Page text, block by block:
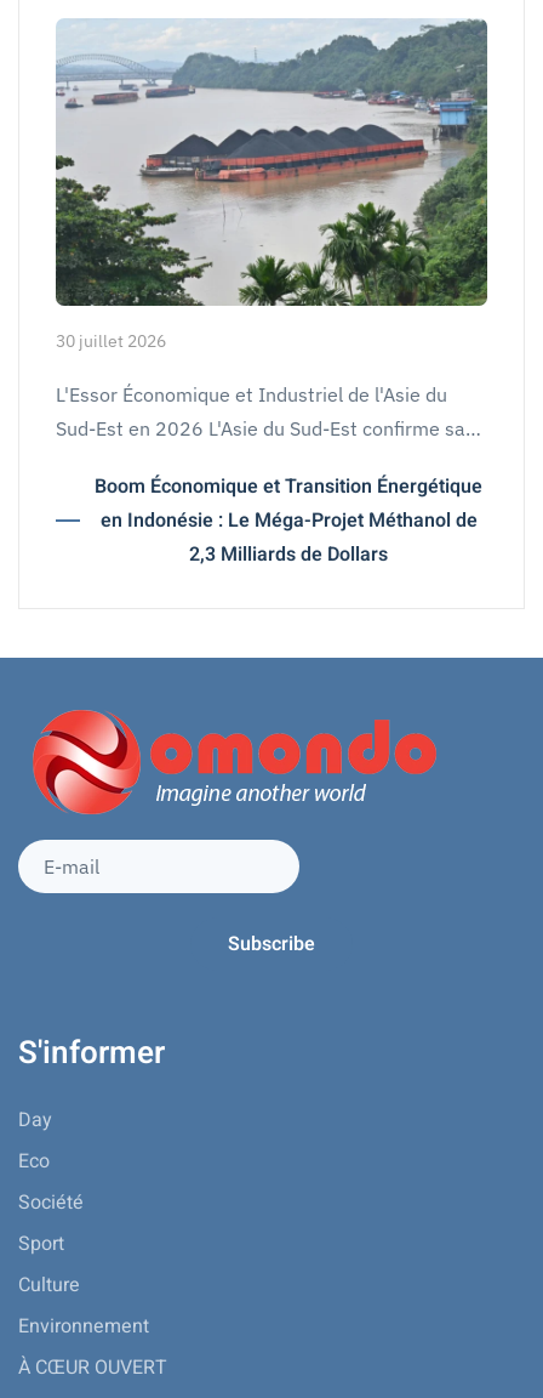
30 juillet 2026
L'Essor Économique et Industriel de l'Asie du
Sud-Est en 2026 L'Asie du Sud-Est confirme sa…
Boom Économique et Transition Énergétique
en Indonésie : Le Méga-Projet Méthanol de
2,3 Milliards de Dollars
S'informer
Day
Eco
Société
Sport
Culture
Environnement
À CŒUR OUVERT